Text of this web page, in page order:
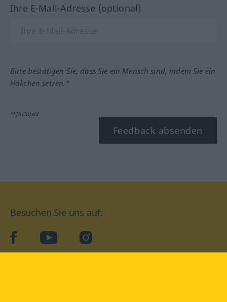
Ihre E-Mail-Adresse (optional)
Bitte bestätigen Sie, dass Sie ein Mensch sind, indem Sie ein
Häkchen setzen.*
*Pflichtfeld
Feedback absenden
Besuchen Sie uns auf:
facebookYouTube Instagram